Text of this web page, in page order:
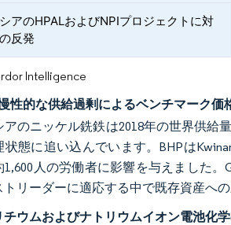
アのHPALおよびNPIプロジェクトに対
反発
Intelligence
性的な供給過剰によるベンチマーク価
アのニッケル銑鉄は2018年の世界供給
状態に追い込んでいます。BHPは
人の労働者に影響を与えました
リーダーに適応する中で既存資産へ
チウムおよびナトリウムイオン電池化